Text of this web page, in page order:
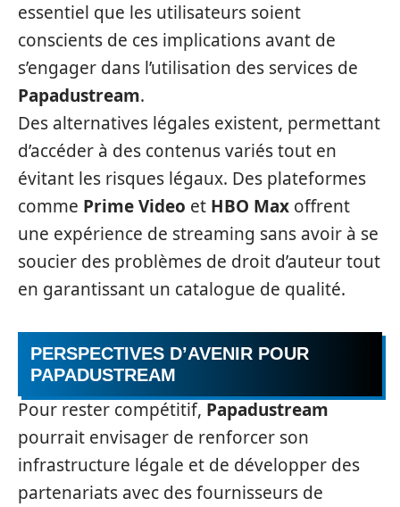
essentiel que les utilisateurs soient
conscients de ces implications avant de
s’engager dans l’utilisation des services de
Papadustream.
Des alternatives légales existent, permettant
d’accéder à des contenus variés tout en
évitant les risques légaux. Des plateformes
comme Prime Video et HBO Max offrent
une expérience de streaming sans avoir à se
soucier des problèmes de droit d’auteur tout
en garantissant un catalogue de qualité.
PERSPECTIVES D’AVENIR POUR
PAPADUSTREAM
Pour rester compétitif, Papadustream
pourrait envisager de renforcer son
infrastructure légale et de développer des
partenariats avec des fournisseurs de